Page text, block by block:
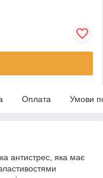
Оплата Умови
антистрес, яка має